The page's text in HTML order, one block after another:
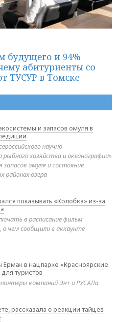
будущего и 94%
абитуриенты со
ТУСУР в Томске
и запасов омуля в
научно-
хозяйства и океанографии»
омуля и состояние
районах озера
показывать «Колобка» из-за
в расписание фильм
о чем сообщили в аккаунте
в нацпарке «Красноярские
туристов
компаний Эн+ и РУСАЛа
рассказала о реакции тайцев